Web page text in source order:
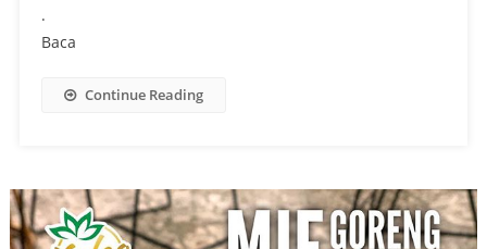
.
Baca
Continue Reading